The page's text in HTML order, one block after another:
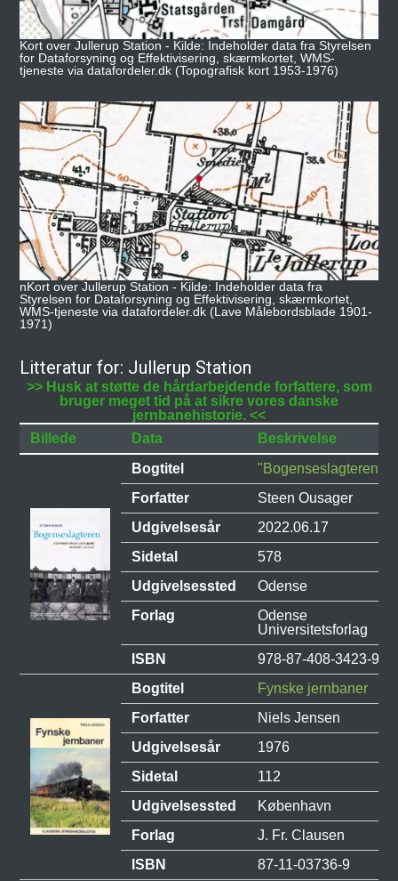
Kort over Jullerup Station - Kilde: Indeholder data fra Styrelsen
for Dataforsyning og Effektivisering, skærmkortet, WMS-
tjeneste via datafordeler.dk (Topografisk kort 1953-1976)
nKort over Jullerup Station - Kilde: Indeholder data fra
Styrelsen for Dataforsyning og Effektivisering, skærmkortet,
WMS-tjeneste via datafordeler.dk (Lave Målebordsblade 1901-
1971)
Litteratur for: Jullerup Station
>> Husk at støtte de hårdarbejdende forfattere, som
bruger meget tid på at sikre vores danske
jernbanehistorie. <<
Billede
Data
Beskrivelse
Bogtitel
"Bogenseslagteren"
Forfatter
Steen Ousager
Udgivelsesår
2022.06.17
Sidetal
578
Udgivelsessted
Odense
Forlag
Odense
Universitetsforlag
ISBN
978-87-408-3423-9
Bogtitel
Fynske jernbaner
Forfatter
Niels Jensen
Udgivelsesår
1976
Sidetal
112
Udgivelsessted
København
Forlag
J. Fr. Clausen
ISBN
87-11-03736-9